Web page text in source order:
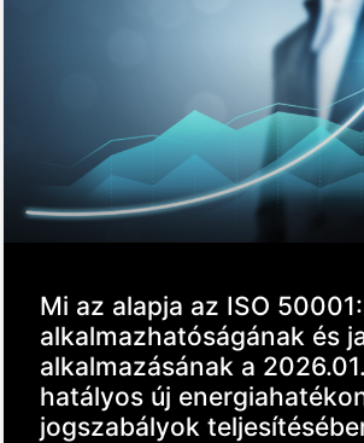
Mi az alapja az ISO
alkalmazhatóságának és
alkalmazásának a
hatályos új
jogszabályok